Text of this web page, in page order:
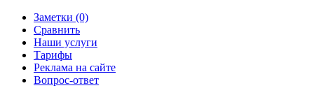
Заметки (0)
Сравнить
Наши услуги
Тарифы
Реклама на сайте
Вопрос-ответ